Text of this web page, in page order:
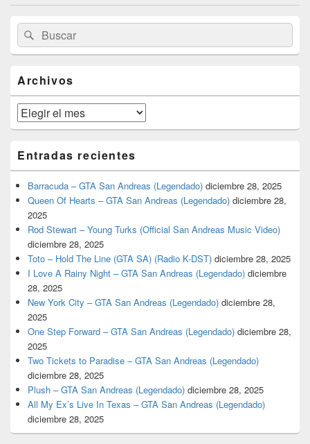
área
de
widget
lateral
primaria
Buscar
por:
Buscar
Archivos
Archivos
Entradas recientes
Barracuda – GTA San Andreas (Legendado) diciembre 28, 2025
Queen Of Hearts – GTA San Andreas (Legendado) diciembre 28,
2025
Rod Stewart – Young Turks (Official San Andreas Music Video)
diciembre 28, 2025
Toto – Hold The Line (GTA SA) (Radio K-DST) diciembre 28, 2025
I Love A Rainy Night – GTA San Andreas (Legendado) diciembre
28, 2025
New York City – GTA San Andreas (Legendado) diciembre 28,
2025
One Step Forward – GTA San Andreas (Legendado) diciembre 28,
2025
Two Tickets to Paradise – GTA San Andreas (Legendado)
diciembre 28, 2025
Plush – GTA San Andreas (Legendado) diciembre 28, 2025
All My Ex’s Live In Texas – GTA San Andreas (Legendado)
diciembre 28, 2025